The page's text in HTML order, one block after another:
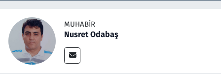
MUHABIR
Nusret Odabaş